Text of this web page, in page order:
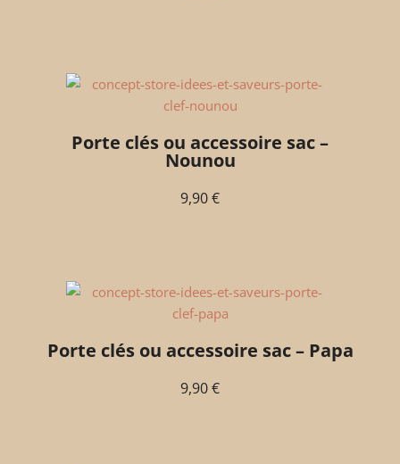
Porte clés ou accessoire sac –
Nounou
9,90€
Porte clés ou accessoire sac – Papa
9,90€